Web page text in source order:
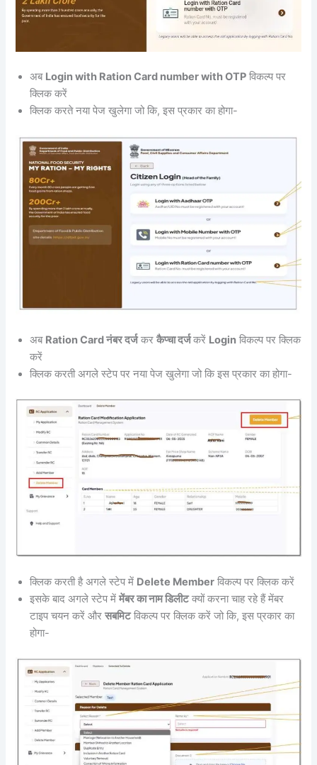
अब Login with Ration Card number with OTP विकल्प पर
क्लिक करें
क्लिक करते नया पेज खुलेगा जो कि, इस प्रकार का होगा-
अब Ration Card नंबर दर्जकरकैप्चा दर्जकरें Login विकल्प पर क्लिक
करें
क्लिक करती अगले स्टेप पर नया पेज खुलेगा जो कि इस प्रकार का होगा-
क्लिक करती है अगले स्टेप में Delete Member विकल्प पर क्लिक करें
इसके बाद अगले स्टेप मेंमेंबर का नाम डिलीटक्यों करना चाह रहे हैं मेंबर
टाइप चयन करें औरसबमिटविकल्प पर क्लिक करें जो कि, इस प्रकार का
होगा-